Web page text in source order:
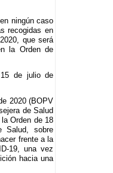
ningún caso
recogidas en
que será
la Orden de
de julio de
2020 (BOPV
de Salud
Orden de 18
Salud, sobre
frente a la
19, una vez
hacia una